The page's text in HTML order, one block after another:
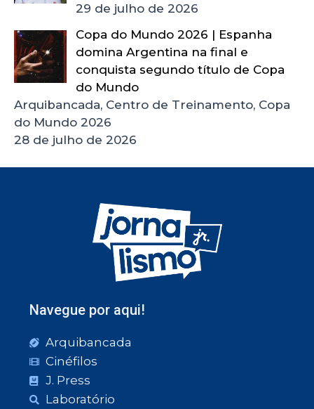
29 de julho de 2026
Copa do Mundo 2026 | Espanha
domina Argentina na final e
conquista segundo título de Copa
do Mundo
Arquibancada, Centro de Treinamento, Copa
do Mundo 2026
28 de julho de 2026
Navegue por aqui!
Arquibancada
Cinéfilos
J. Press
Laboratório